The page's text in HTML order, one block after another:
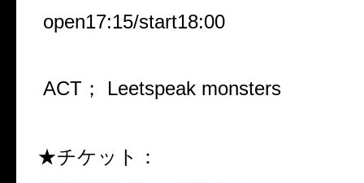
open17:15/start18:00
ACT； Leetspeak monsters
★チケット：